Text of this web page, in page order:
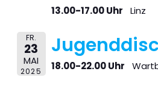
13.00-17.00 Uhr Linz
FR.
23
MAI
2025 18.00-22.00 Uhr